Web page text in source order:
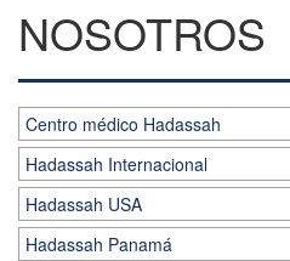
NOSOTROS
Centro médico Hadassah
Hadassah Internacional
Hadassah USA
Hadassah Panamá